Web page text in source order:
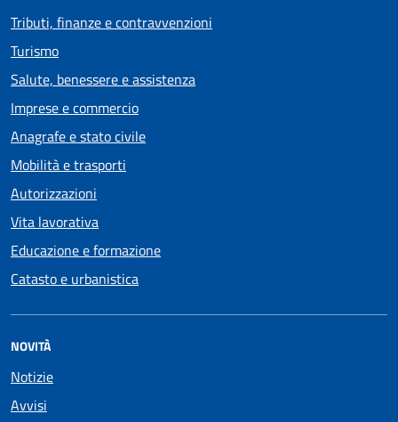
Tributi, finanze e contravvenzioni
Turismo
Salute, benessere e assistenza
Imprese e commercio
Anagrafe e stato civile
Mobilità e trasporti
Autorizzazioni
Vita lavorativa
Educazione e formazione
Catasto e urbanistica
NOVITÀ
Notizie
Avvisi